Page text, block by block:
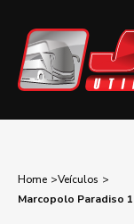
Home
Veículos
Marcopolo Paradiso